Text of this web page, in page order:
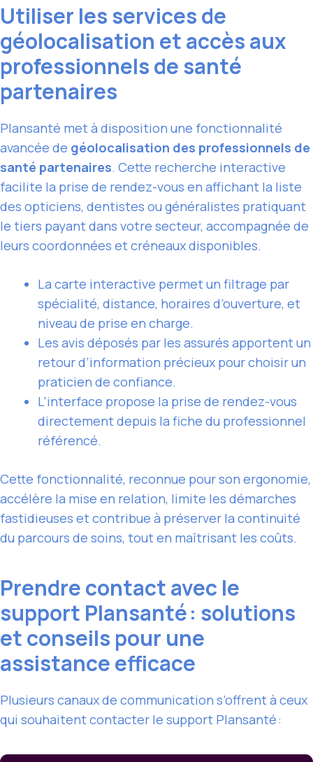
Utiliser les services de
géolocalisation et accès aux
professionnels de santé
partenaires
Plansanté met à disposition une fonctionnalité
avancée de géolocalisation des professionnels de
santé partenaires. Cette recherche interactive
facilite la prise de rendez-vous en affichant la liste
des opticiens, dentistes ou généralistes pratiquant
le tiers payant dans votre secteur, accompagnée de
leurs coordonnées et créneaux disponibles.
La carte interactive permet un filtrage par
spécialité, distance, horaires d’ouverture, et
niveau de prise en charge.
Les avis déposés par les assurés apportent un
retour d’information précieux pour choisir un
praticien de confiance.
L’interface propose la prise de rendez-vous
directement depuis la fiche du professionnel
référencé.
Cette fonctionnalité, reconnue pour son ergonomie,
accélère la mise en relation, limite les démarches
fastidieuses et contribue à préserver la continuité
du parcours de soins, tout en maîtrisant les coûts.
Prendre contact avec le
support Plansanté : solutions
et conseils pour une
assistance efficace
Plusieurs canaux de communication s’offrent à ceux
qui souhaitent contacter le support Plansanté :